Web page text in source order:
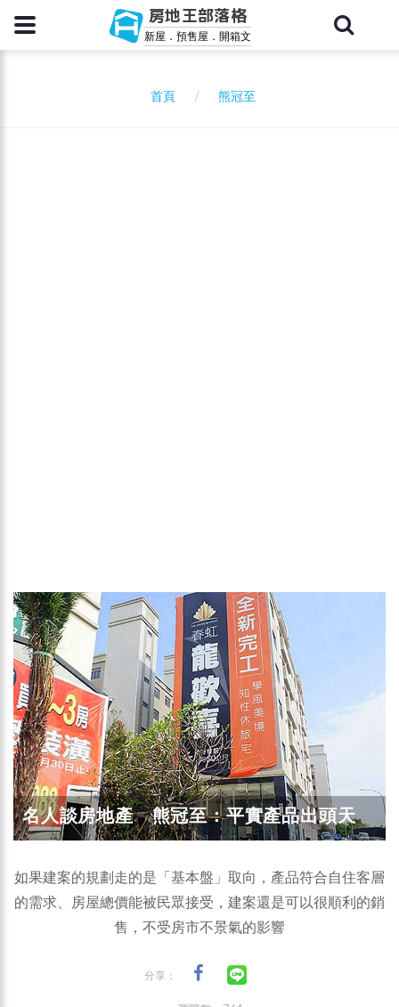
房地王部落格
新屋．預售屋．開箱文
首頁 熊冠至
名人談房地產 熊冠至：平實產品出頭天
如果建案的規劃走的是「基本盤」取向，產品符合自住客層
的需求、房屋總價能被民眾接受，建案還是可以很順利的銷
售，不受房市不景氣的影響
分享：